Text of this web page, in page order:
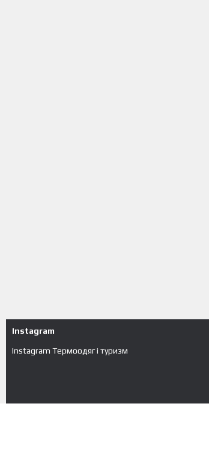
Instagram
Instagram Термоодяг і туризм